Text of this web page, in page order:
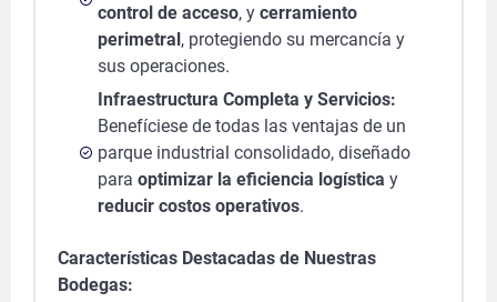
control de acceso, y cerramiento
perimetral, protegiendo su mercancía y
sus operaciones.
Infraestructura Completa y Servicios:
Benefíciese de todas las ventajas de un
parque industrial consolidado, diseñado
para optimizar la eficiencia logística y
reducir costos operativos.
Características Destacadas de Nuestras
Bodegas: